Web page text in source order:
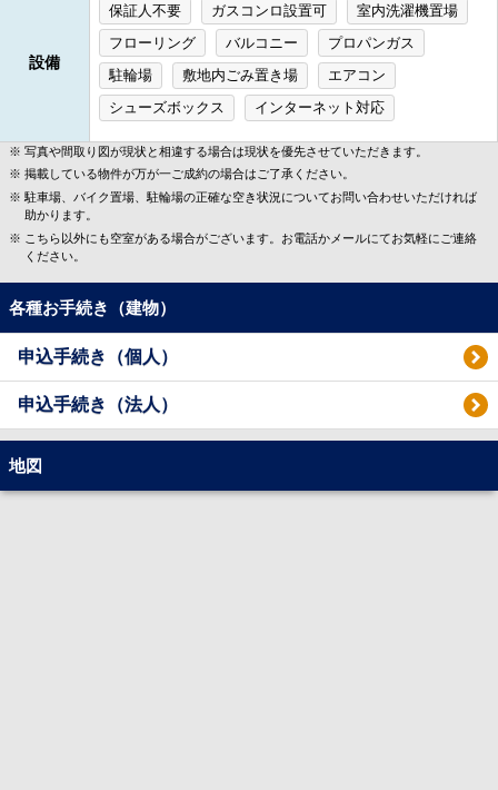
設備
保証人不要 ガスコンロ設置可
室内洗濯機置場
フローリング
バルコニー
プロパンガス
駐輪場
敷地内ごみ置き場
エアコン
シューズボックス
インターネット対応
写真や間取り図が現状と相違する場合は現状を優先させていただきます。
掲載している物件が万が一ご成約の場合はご了承ください。
駐車場、バイク置場、駐輪場の正確な空き状況についてお問い合わせいただければ
助かります。
こちら以外にも空室がある場合がございます。お電話かメールにてお気軽にご連絡
ください。
各種お手続き（建物）
申込手続き（個人）
申込手続き（法人）
地図